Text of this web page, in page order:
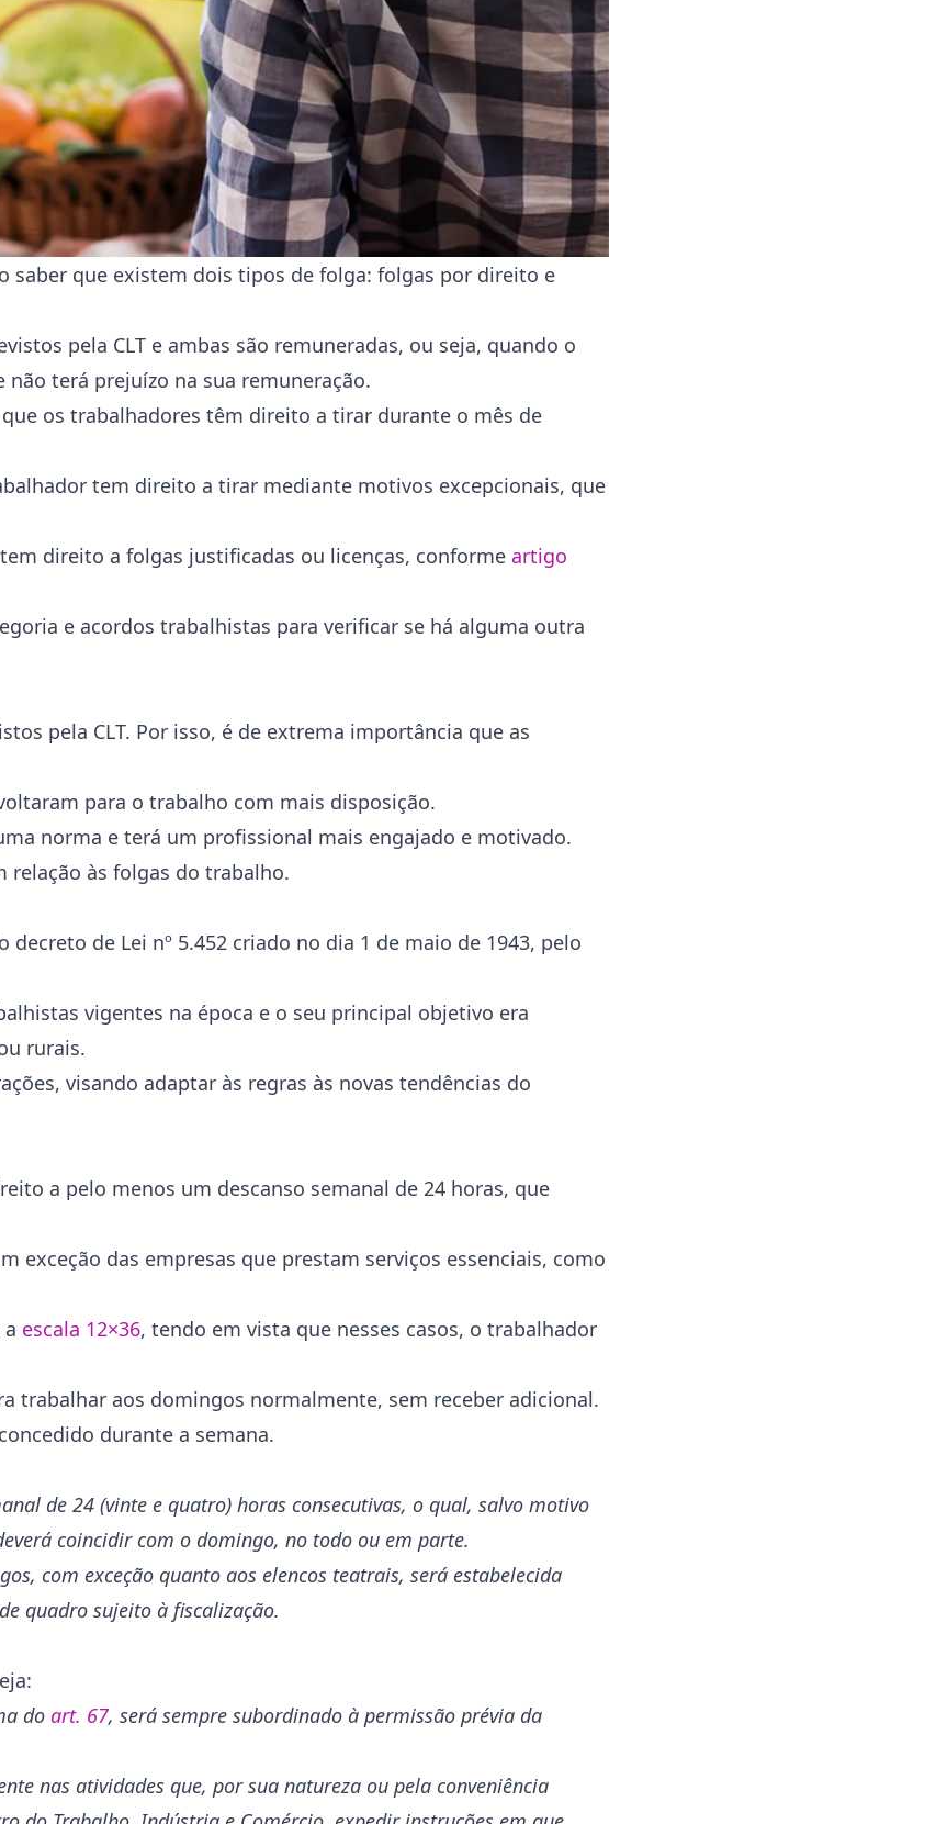
saber que existem dois tipos de folga: folgas por direito e
pela CLT e ambas são remuneradas, ou seja, quando o
terá prejuízo na sua remuneração.
os trabalhadores têm direito a tirar durante o mês de
tem direito a tirar mediante motivos excepcionais, que
direito a folgas justificadas ou licenças, conforme artigo
e acordos trabalhistas para verificar se há alguma outra
pela CLT. Por isso, é de extrema importância que as
para o trabalho com mais disposição.
norma e terá um profissional mais engajado e motivado.
relação às folgas do trabalho.
de Lei nº 5.452 criado no dia 1 de maio de 1943, pelo
vigentes na época e o seu principal objetivo era
rurais.
visando adaptar às regras às novas tendências do
a pelo menos um descanso semanal de 24 horas, que
das empresas que prestam serviços essenciais, como
escala 12×36, tendo em vista que nesses casos, o trabalhador
trabalhar aos domingos normalmente, sem receber adicional.
durante a semana.
de 24 (vinte e quatro) horas consecutivas, o qual, salvo motivo
coincidir com o domingo, no todo ou em parte.
com exceção quanto aos elencos teatrais, será estabelecida
quadro sujeito à fiscalização.
do art. 67, será sempre subordinado à permissão prévia da
nas atividades que, por sua natureza ou pela conveniência